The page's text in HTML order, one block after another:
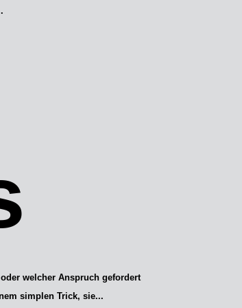
welcher Anspruch gefordert
simplen Trick, sie...